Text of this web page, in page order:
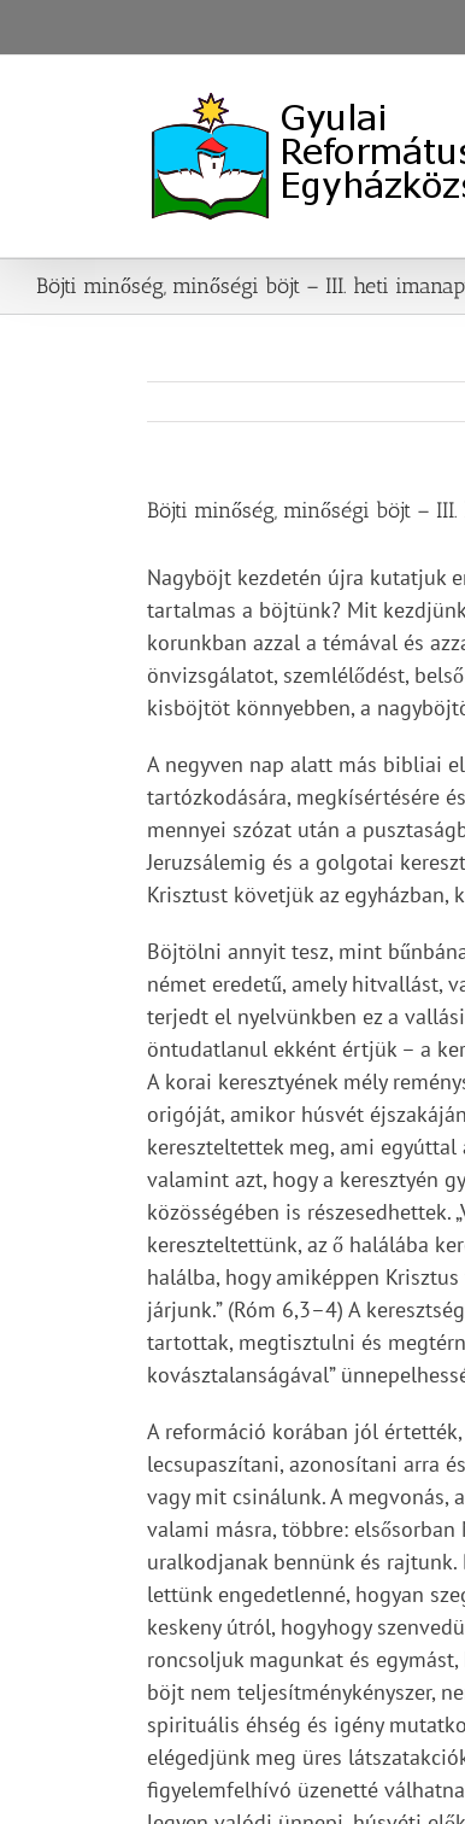
to
Böjti minőség, minőségi böjt – III. heti
Böjti minőség, minőségi böjt –
Nagyböjt kezdetén újra kutatjuk
tartalmas a böjtünk? Mit
korunkban azzal a témával és
önvizsgálatot, szemlélődést,
kisböjtöt könnyebben, a
A negyven nap alatt más bibliai
tartózkodására, megkísértésére
mennyei szózat után a
Jeruzsálemig és a golgotai
Krisztust követjük az egyházban,
Böjtölni annyit tesz, mint
német eredetű, amely hitvallást,
terjedt el nyelvünkben ez a
öntudatlanul ekként értjük – a
A korai keresztyének mély
origóját, amikor húsvét
kereszteltettek meg, ami
valamint azt, hogy a keresztyén
közösségében is részesedhettek.
kereszteltettünk, az ő halálába
halálba, hogy amiképpen
járjunk.” (Róm 6,3–4) A
tartottak, megtisztulni és
kovásztalanságával”
A reformáció korában jól
lecsupaszítani, azonosítani arra
vagy mit csinálunk. A
valami másra, többre:
uralkodjanak bennünk és
lettünk engedetlenné, hogyan
keskeny útról, hogyhogy
roncsoljuk magunkat és
böjt nem teljesítménykényszer,
spirituális éhség és igény
elégedjünk meg üres
figyelemfelhívó üzenetté